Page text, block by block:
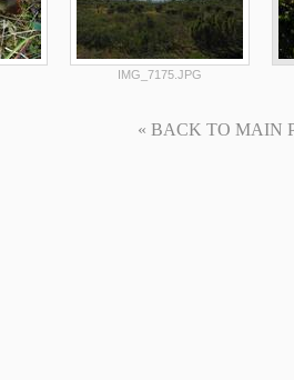
IMG_7175.JPG
« BACK TO MAIN